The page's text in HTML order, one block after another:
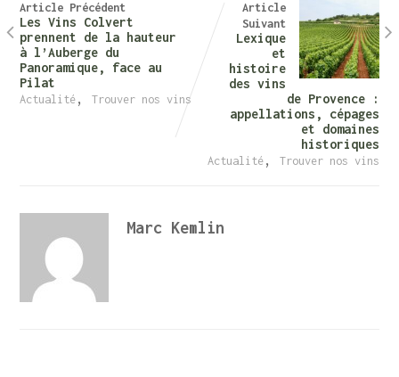
Article Précédent
Les Vins Colvert
prennent de la hauteur
à l’Auberge du
Panoramique, face au
Pilat
Actualité, Trouver nos vins
Article
Suivant
Lexique
et
histoire
des vins
de Provence :
appellations, cépages
et domaines
historiques
Actualité ,Trouver nos vins
Marc Kemlin